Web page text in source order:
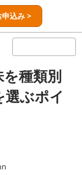
込み >
ジ
ビ
ゲ
ー
シ
ョ
種類別
ぶポイ